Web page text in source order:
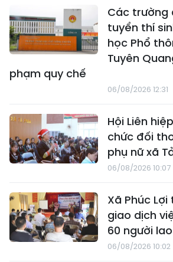
Các trường
tuyển thí
học Phổ
Tuyên
phạm quy chế
06/08/2026 12:31
Hội Liên
chức đối
phụ nữ xã
06/08/2026 10:07
Xã Phúc
giao dịch
60 người
06/08/2026 10:02